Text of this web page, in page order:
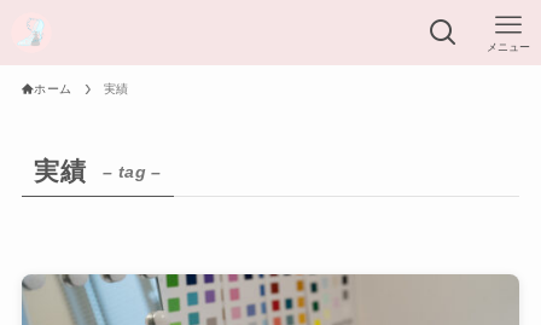
メニュー
ホーム 実績
実績 – tag –